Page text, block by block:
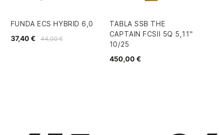
FUNDA ECS HYBRID 6,0
44,00 €
37,40 €
TABLA SSB THE
CAPTAIN FCSII 5Q 5,11"
10/25
450,00 €